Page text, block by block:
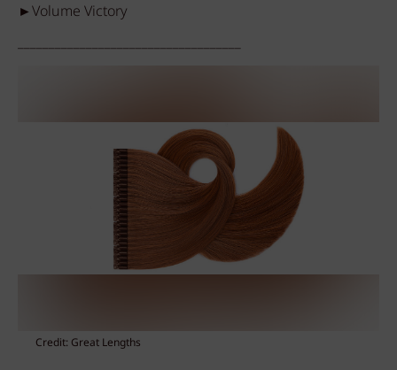
►Volume Victory
____________________________________
Credit: Great Lengths